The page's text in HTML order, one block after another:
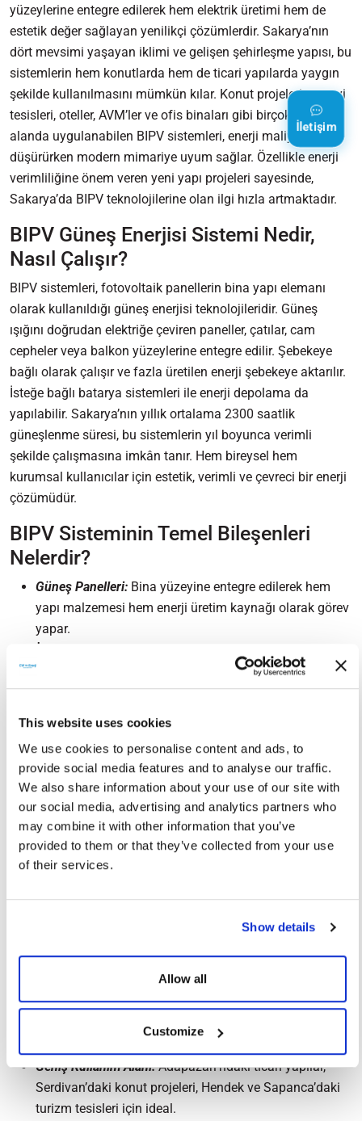
This website uses cookies
We use cookies to personalise content and ads, to
provide social media features and to analyse our traffic.
We also share information about your use of our site with
our social media, advertising and analytics partners who
may combine it with other information that you’ve
provided to them or that they’ve collected from your use
of their services.
Show details
Allow all
Customize
İletişim
yüzeylerine entegre edilerek hem elektrik üretimi hem de
estetik değer sağlayan yenilikçi çözümlerdir. Sakarya’nın
dört mevsimi yaşayan iklimi ve gelişen şehirleşme yapısı, bu
sistemlerin hem konutlarda hem de ticari yapılarda yaygın
şekilde kullanılmasını mümkün kılar. Konut projeleri, sanayi
tesisleri, oteller, AVM’ler ve ofis binaları gibi birçok farklı
alanda uygulanabilen BIPV sistemleri, enerji maliyetlerini
düşürürken modern mimariye uyum sağlar. Özellikle enerji
verimliliğine önem veren yeni yapı projeleri sayesinde,
Sakarya’da BIPV teknolojilerine olan ilgi hızla artmaktadır.
BIPV Güneş Enerjisi Sistemi Nedir,
Nasıl Çalışır?
BIPV sistemleri, fotovoltaik panellerin bina yapı elemanı
olarak kullanıldığı güneş enerjisi teknolojileridir. Güneş
ışığını doğrudan elektriğe çeviren paneller, çatılar, cam
cepheler veya balkon yüzeylerine entegre edilir. Şebekeye
bağlı olarak çalışır ve fazla üretilen enerji şebekeye aktarılır.
İsteğe bağlı batarya sistemleri ile enerji depolama da
yapılabilir. Sakarya’nın yıllık ortalama 2300 saatlik
güneşlenme süresi, bu sistemlerin yıl boyunca verimli
şekilde çalışmasına imkân tanır. Hem bireysel hem
kurumsal kullanıcılar için estetik, verimli ve çevreci bir enerji
çözümüdür.
BIPV Sisteminin Temel Bileşenleri
Nelerdir?
Güneş Panelleri: Bina yüzeyine entegre edilerek hem
yapı malzemesi hem enerji üretim kaynağı olarak görev
yapar.
şebeke ile senkronize eder.
Montaj ve Taşıyıcı Sistemler:Panellerin güvenli ve uzun
olarak takip edilmesini sağlar.
Opsiyonel Batarya Ünitesi: Elektrik kesintilerinde yedek
enerji sağlar.
Sakarya’da BIPV Güneş Enerjisi
Sistemleri Kullanmanın Avantajları
tarifelerine karşı uzun vadeli çözüm.
Estetik ve Fonksiyonellik:Modern yapılara entegre
edilen şeffaf veya opak paneller ile mimari uyum.
Isı ve UV Koruması:Ek yalıtım sağlayarak iç mekan
Geniş Kullanım Alanı:Adapazarı’ndaki ticari yapılar,
Serdivan’daki konut projeleri, Hendek ve Sapanca’daki
turizm tesisleri için ideal.